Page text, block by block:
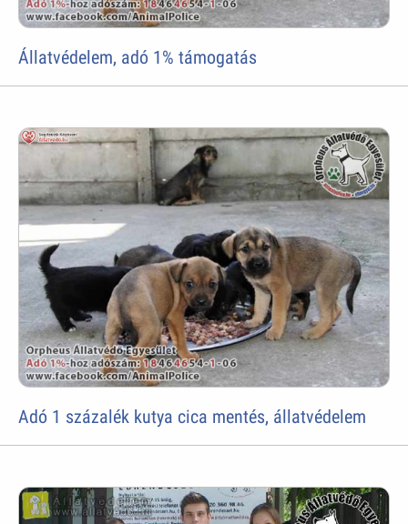
Állatvédelem, adó 1% támogatás
Adó 1 százalék kutya cica mentés, állatvédelem